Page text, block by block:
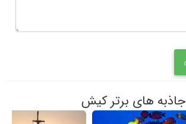
جاذبه های برتر کیش